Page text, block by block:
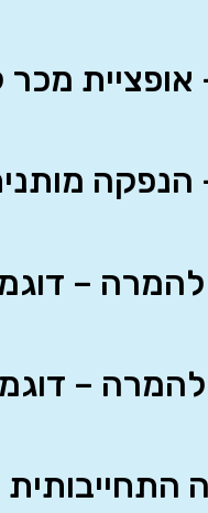
מכר
מותנית
– דוגמה
– דוגמה
התחייבותית